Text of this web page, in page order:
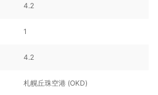
4.2
1
4.2
札幌丘珠空港 (OKD)